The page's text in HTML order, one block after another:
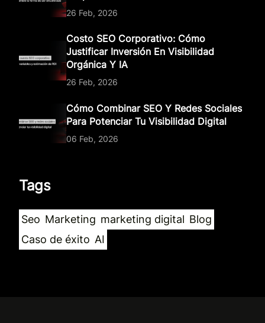
26 Feb, 2026
Costo SEO Corporativo: Cómo
Justificar Inversión En Visibilidad
Orgánica Y IA
26 Feb, 2026
Cómo Combinar SEO Y Redes Sociales
Para Potenciar Tu Visibilidad Digital
06 Feb, 2026
Tags
Seo Marketing marketing digital Blog
Caso de éxito AI